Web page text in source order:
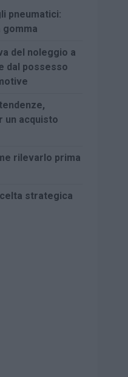
pneumatici:
del noleggio a
dal possesso
un acquisto
rilevarlo prima
strategica